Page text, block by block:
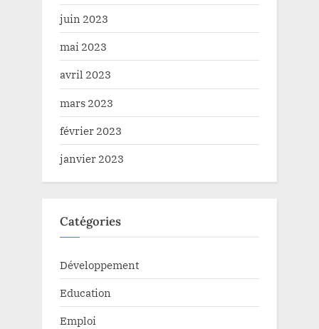
juin 2023
mai 2023
avril 2023
mars 2023
février 2023
janvier 2023
Catégories
Développement
Education
Emploi